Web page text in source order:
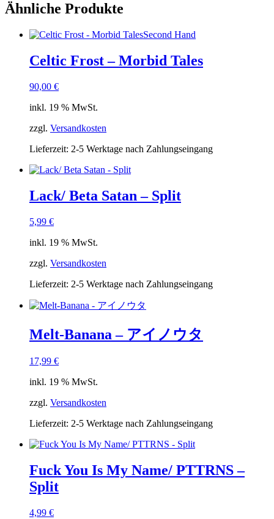
Ähnliche Produkte
Second Hand
Celtic Frost – Morbid Tales
90,00 €
inkl. 19 % MwSt.
zzgl. Versandkosten
Lieferzeit: 2-5 Werktage nach Zahlungseingang
Lack/ Beta Satan – Split
5,99 €
inkl. 19 % MwSt.
zzgl. Versandkosten
Lieferzeit: 2-5 Werktage nach Zahlungseingang
Melt-Banana – アイノウタ
17,99 €
inkl. 19 % MwSt.
zzgl. Versandkosten
Lieferzeit: 2-5 Werktage nach Zahlungseingang
Fuck You Is My Name/ PTTRNS –
Split
4,99 €